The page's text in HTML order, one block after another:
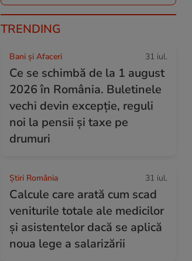
TRENDING
Bani și Afaceri 31 iul.
Ce se schimbă de la 1 august
2026 în România. Buletinele
vechi devin excepție, reguli
noi la pensii și taxe pe
drumuri
Știri România 31 iul.
Calcule care arată cum scad
veniturile totale ale medicilor
și asistentelor dacă se aplică
noua lege a salarizării